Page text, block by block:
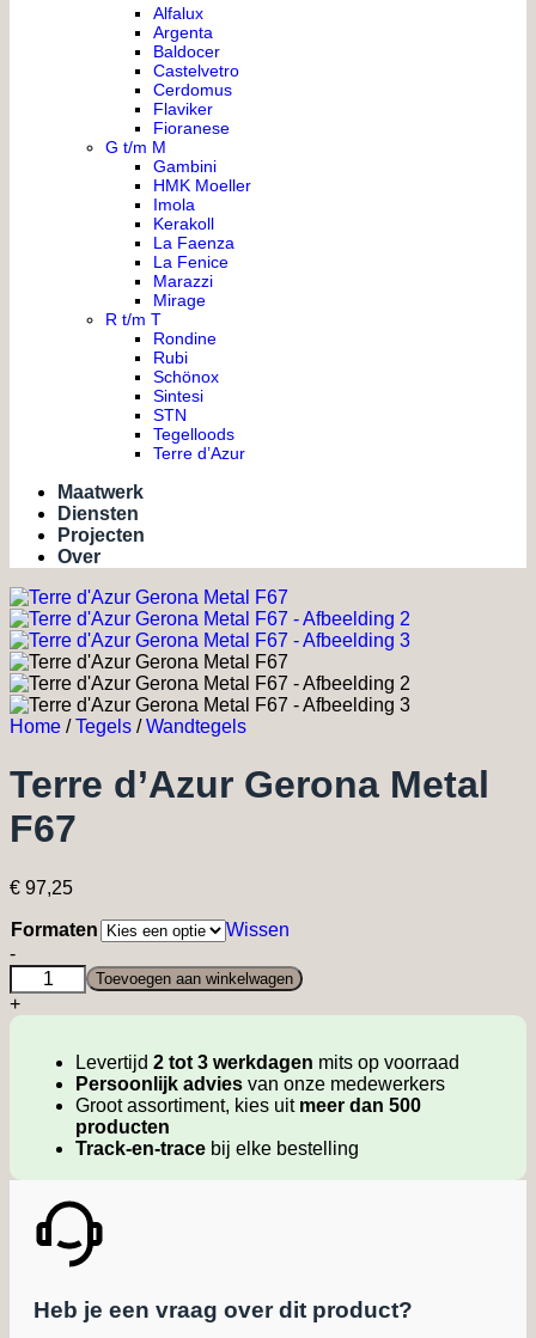
Alfalux
Argenta
Baldocer
Castelvetro
Cerdomus
Flaviker
Fioranese
G t/m M
Gambini
HMK Moeller
Imola
Kerakoll
La Faenza
La Fenice
Marazzi
Mirage
R t/m T
Rondine
Rubi
Schönox
Sintesi
STN
Tegelloods
Terre d’Azur
Maatwerk
Diensten
Projecten
Over
Home / Tegels / Wandtegels
Terre d’Azur Gerona Metal
F67
€ 97,25
Formaten
Wissen
Terre
d'Azur
Gerona
Metal
quantity
-
+
Toevoegen aan winkelwagen
Levertijd 2 tot 3 werkdagen mits op voorraad
Persoonlijk advies van onze medewerkers
Groot assortiment, kies uit meer dan 500
producten
Track-en-trace bij elke bestelling
Heb je een vraag over dit product?